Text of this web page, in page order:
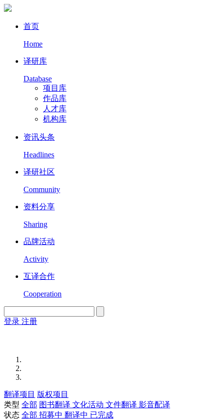
首页
Home
译研库
Database
项目库
作品库
人才库
机构库
资讯头条
Headlines
译研社区
Community
资料分享
Sharing
品牌活动
Activity
互译合作
Cooperation
登录 注册
翻译项目 版权项目
类型 全部 图书翻译 文化活动 文件翻译 影音配译
状态 全部 招募中 翻译中 已完成